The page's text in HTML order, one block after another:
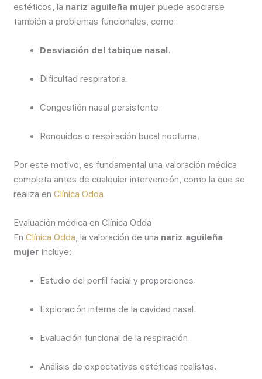
estéticos, la nariz aguileña mujer puede asociarse
también a problemas funcionales, como:
Desviación del tabique nasal.
Dificultad respiratoria.
Congestión nasal persistente.
Ronquidos o respiración bucal nocturna.
Por este motivo, es fundamental una valoración médica
completa antes de cualquier intervención, como la que se
realiza enClínica Odda.
Evaluación médica en Clínica Odda
EnClínica Odda, la valoración de una nariz aguileña
mujer incluye:
Estudio del perfil facial y proporciones.
Exploración interna de la cavidad nasal.
Evaluación funcional de la respiración.
Análisis de expectativas estéticas realistas.